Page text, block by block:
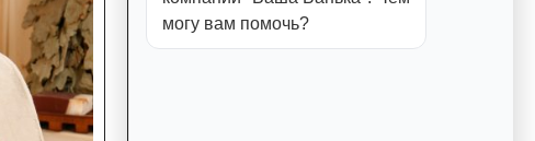
могу вам помочь?